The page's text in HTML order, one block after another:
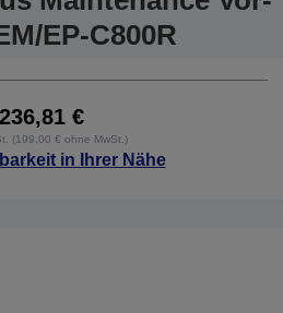
EP-C800R
236,81 €
(199,00 € ohne MwSt.)
in Ihrer Nähe